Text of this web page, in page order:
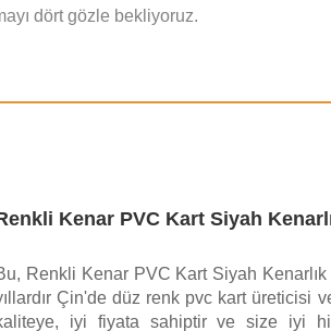
dört gözle bekliyoruz.
Kenar PVC Kart Siyah
Renkli Kenar PVC Kart Siyah
Çin'de düz renk pvc kart üreticisi
iyi fiyata sahiptir ve size iyi